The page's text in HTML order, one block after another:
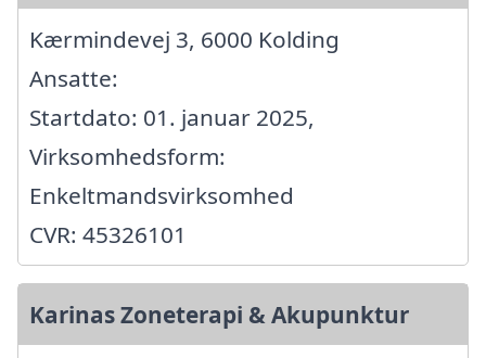
Kærmindevej 3, 6000 Kolding
Ansatte:
Startdato: 01. januar 2025,
Virksomhedsform:
Enkeltmandsvirksomhed
CVR: 45326101
Karinas Zoneterapi & Akupunktur